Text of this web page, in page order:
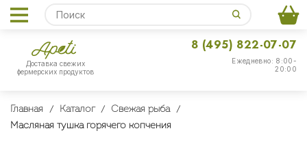
Доставка свежих
фермерских продуктов
Ежедневно: 8:00-
20:00
8 (495) 822-07-07
Главная Каталог
Свежая рыба
Масляная тушка горячего копчения